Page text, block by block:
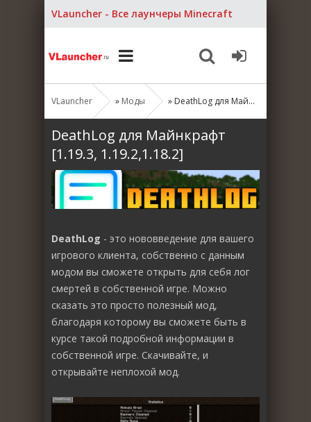
VLauncher - Все лаунчеры Minecraft
VLauncher » Моды » DeathLog для Майнкрафт [1.19.3, 1.19.2,1.18.2]
DeathLog для Майнкрафт
[1.19.3, 1.19.2,1.18.2]
DeathLog - это нововведение для вашего
игрового клиента, собственно с данным
модом вы сможете открыть для себя лог
смертей в собственной игре. Можно
сказать это просто полезный мод,
благодаря которому вы сможете быть в
курсе такой подробной информации в
собственной игре. Скачивайте, и
открывайте неплохой мод.